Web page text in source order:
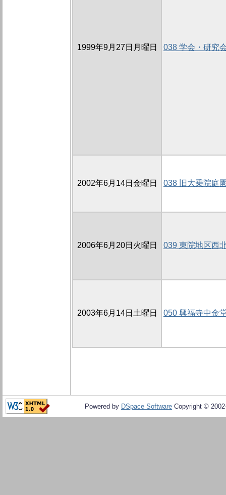
1999年9月27日月曜日 038 学会・研究
2002年6月14日金曜日 038 旧大乗院庭
2006年6月20日火曜日 039 東院地区西
2003年6月14日土曜日 050 興福寺中金
Powered by DSpace Software Copyright ©